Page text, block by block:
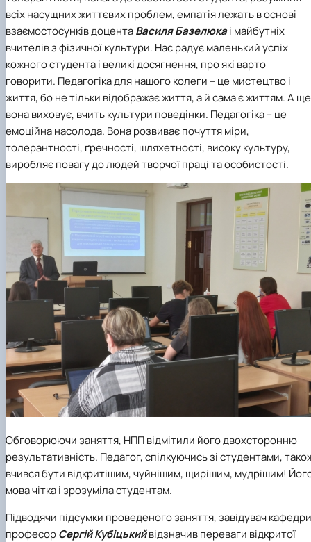
всіх насущних життєвих проблем, емпатія лежать в основі
взаємостосунків доцентаВасиля Базелюкаі майбутніх
вчителів з фізичної культури. Нас радує маленький успіх
кожного студента і великі досягнення, про які варто
говорити. Педагогіка для нашого колеги – це мистецтво і
життя, бо не тільки відображає життя, а й сама є життям. А ще
вона виховує, вчить культури поведінки. Педагогіка – це
емоційна насолода. Вона розвиває почуття міри,
толерантності, ґречності, шляхетності, високу культуру,
виробляє повагу до людей творчої праці та особистості.
Обговорюючи заняття, НПП відмітили його двохсторонню
результативність. Педагог, спілкуючись зі студентами,
вчився бути відкритішим, чуйнішим, щирішим, мудрішим!
мова чітка і зрозуміла студентам.
Підводячи підсумки проведеного заняття, завідувач
професорСергій Кубіцькийвідзначив переваги відкритої